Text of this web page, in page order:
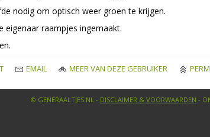
nodig om optisch weer groen te krijgen.
eigenaar raampjes ingemaakt.
EMAIL MEER VAN DEZE GEBRUIKER
© GENERAALTJES.NL - DISCLAIMER & VOORWAARDEN -